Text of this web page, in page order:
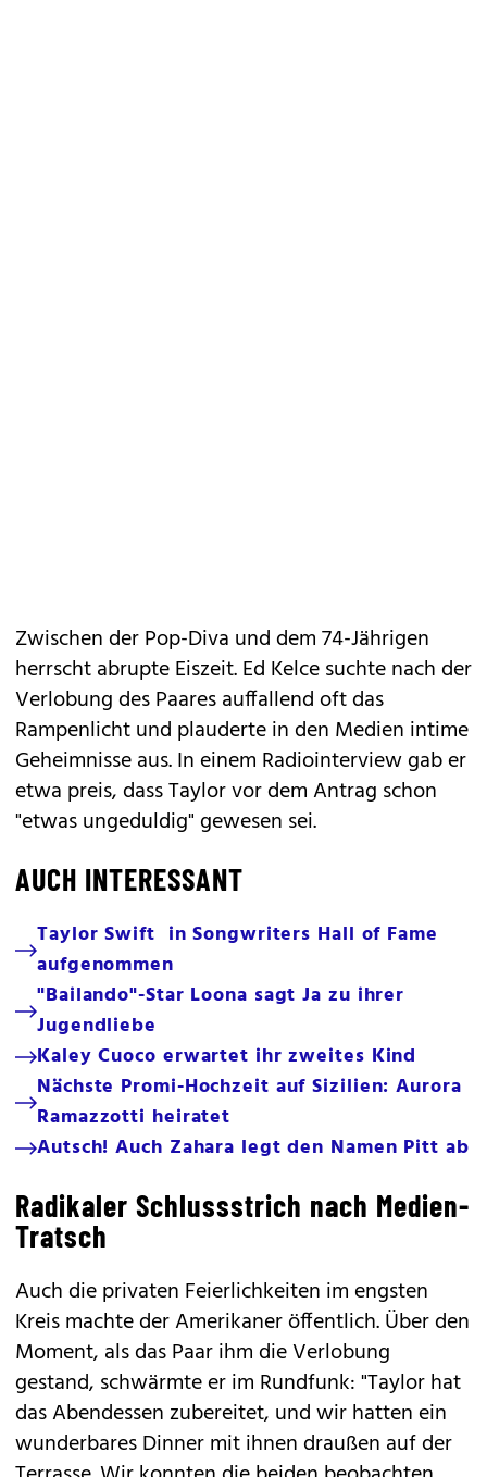
Zwischen der Pop-Diva und dem 74-Jährigen
herrscht abrupte Eiszeit. Ed Kelce suchte nach der
Verlobung des Paares auffallend oft das
Rampenlicht und plauderte in den Medien intime
Geheimnisse aus. In einem Radiointerview gab er
etwa preis, dass Taylor vor dem Antrag schon
"etwas ungeduldig" gewesen sei.
AUCH INTERESSANT
Taylor Swift in Songwriters Hall of Fame
aufgenommen
"Bailando"-Star Loona sagt Ja zu ihrer
Jugendliebe
Kaley Cuoco erwartet ihr zweites Kind
Nächste Promi-Hochzeit auf Sizilien: Aurora
Ramazzotti heiratet
Autsch! Auch Zahara legt den Namen Pitt ab
Radikaler Schlussstrich nach Medien-
Tratsch
Auch die privaten Feierlichkeiten im engsten
Kreis machte der Amerikaner öffentlich. Über den
Moment, als das Paar ihm die Verlobung
gestand, schwärmte er im Rundfunk: "Taylor hat
das Abendessen zubereitet, und wir hatten ein
wunderbares Dinner mit ihnen draußen auf der